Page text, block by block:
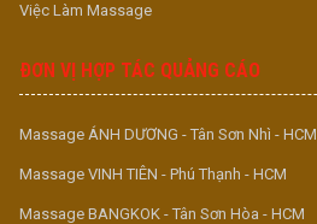
Việc Làm Massage
ĐƠN VỊ HỢP TÁC QUẢNG CÁO
Massage ÁNH DƯƠNG - Tân Sơn Nhì - HCM
Massage VINH TIÊN - Phú Thạnh - HCM
Massage BANGKOK - Tân Sơn Hòa - HCM